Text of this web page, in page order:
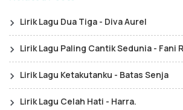
Lirik Lagu Dua Tiga - Diva Aurel
Lirik Lagu Paling Cantik Sedunia - Fani
Lirik Lagu Ketakutanku - Batas Senja
Lirik Lagu Celah Hati - Harra.